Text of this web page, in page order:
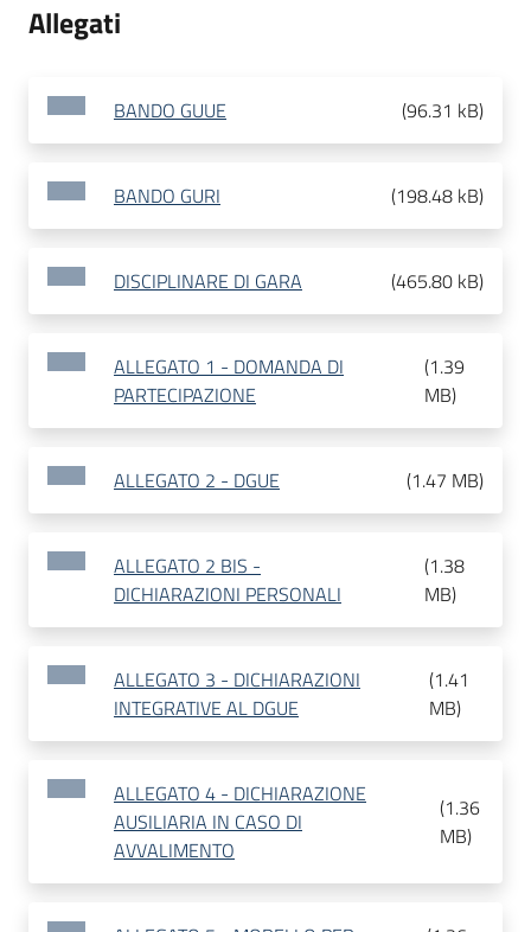
Allegati
BANDO GUUE (96.31 kB)
BANDO GURI (198.48 kB)
DISCIPLINARE DI GARA (465.80 kB)
ALLEGATO 1 - DOMANDA DI
PARTECIPAZIONE
(1.39
MB)
ALLEGATO 2 - DGUE (1.47 MB)
ALLEGATO 2 BIS -
DICHIARAZIONI PERSONALI
(1.38
MB)
ALLEGATO 3 - DICHIARAZIONI
INTEGRATIVE AL DGUE
(1.41
MB)
ALLEGATO 4 - DICHIARAZIONE
AUSILIARIA IN CASO DI
AVVALIMENTO
(1.36
MB)